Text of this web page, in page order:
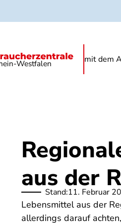
Westfalen mit dem
Kita Schule
aus der
Stand:11. Februar
Lebensmittel aus der
allerdings darauf